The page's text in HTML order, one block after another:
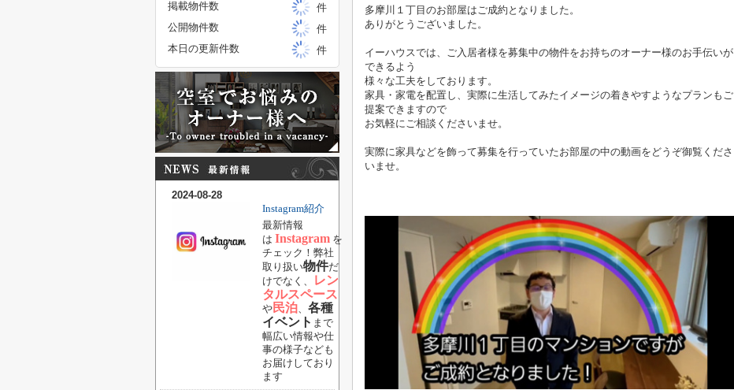
多摩川１丁目のお部屋はご成約となりました。
ありがとうございました。
イーハウスでは、ご入居者様を募集中の物件をお持ちのオーナー様のお手伝いが
できるよう
様々な工夫をしております。
家具・家電を配置し、実際に生活してみたイメージの着きやすようなプランもご
提案できますので
お気軽にご相談くださいませ。
実際に家具などを飾って募集を行っていたお部屋の中の動画をどうぞ御覧くださ
いませ。
掲載物件数
件
公開物件数
件
本日の更新件数
件
2024-08-28
Instagram紹介
最新情報
は Instagram を
チェック！弊社
取り扱い物件だ
けでなく、
レン
タルスペース
や 民泊、 各種
イベント まで
幅広い情報や仕
事の様子なども
お届けしており
ます